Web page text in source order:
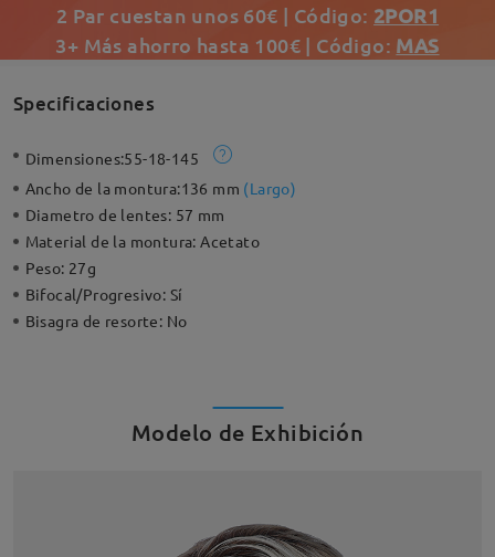
2 Par cuestan unos 60€ | Código: 2POR1
3+ Más ahorro hasta 100€ | Código: MAS
Specificaciones
Dimensiones:55-18-145
Ancho de la montura:136 mm (Largo)
Diametro de lentes: 57 mm
Material de la montura:Acetato
Peso: 27g
Bifocal/Progresivo: Sí
Bisagra de resorte: No
Modelo de Exhibición